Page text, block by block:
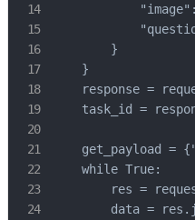
        }
    }
response =
task_id =
get_payload =
    while True:
res =
data =